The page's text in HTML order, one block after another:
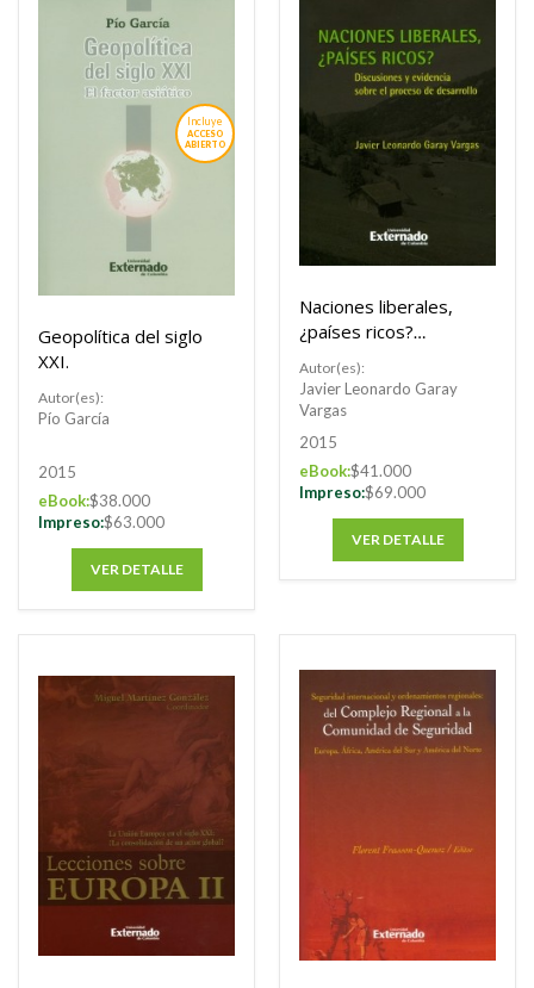
Incluye
ACCESO
ABIERTO
Geopolítica del siglo
XXI.
Autor(es):
Pío García
2015
eBook:$38.000
Impreso:$63.000
VER DETALLE
Naciones liberales,
¿países ricos?
evidencia sobre el
proceso de
desarrollo
Autor(es):
Javier Leonardo Garay
Vargas
2015
eBook:$41.000
Impreso:$69.000
VER DETALLE